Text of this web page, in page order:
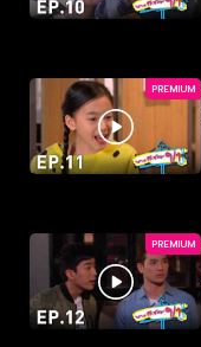
PREMIUM
PREMIUM